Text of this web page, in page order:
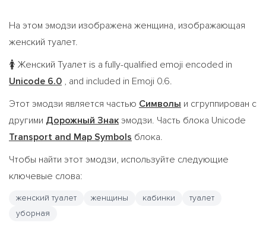
На этом эмодзи изображена женщина, изображающая
женский туалет.
🚺 Женский Туалет is a fully-qualified emoji encoded in
Unicode 6.0 , and included in Emoji 0.6.
Этот эмодзи является частью Символы и сгруппирован с
другими Дорожный Знак эмодзи. Часть блока Unicode
Transport and Map Symbols блока.
Чтобы найти этот эмодзи, используйте следующие
ключевые слова:
женский туалет женщины кабинки
туалет
уборная